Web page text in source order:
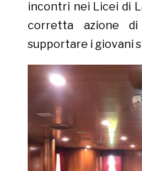
incontri nei Licei di
corretta azione di
supportare i giovani